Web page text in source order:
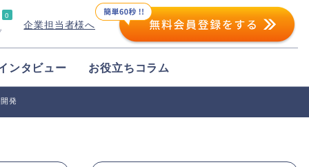
0
企業担当者様へ
ンタビュー お役立ちコラム
発